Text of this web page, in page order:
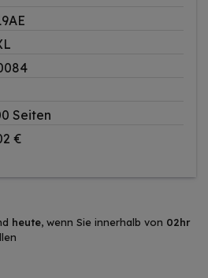
Seiten
€
heute, wenn Sie innerhalb von 02hr